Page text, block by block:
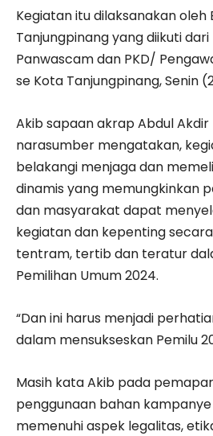
Kegiatan itu dilaksanakan oleh
Tanjungpinang yang diikuti
Panwascam dan PKD/
se Kota Tanjungpinang, Senin
Akib sapaan akrap Abdul
narasumber mengatakan,
belakangi menjaga dan
dinamis yang memungkinkan
dan masyarakat dapat
kegiatan dan kepenting
tentram, tertib dan teratur
Pemilihan Umum 2024.
“Dan ini harus menjadi
dalam mensukseskan Pemilu
Masih kata Akib pada
penggunaan bahan kampanye
memenuhi aspek legalitas,